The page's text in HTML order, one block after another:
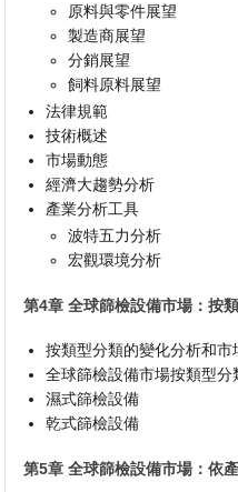
原料與零件展望
製造商展望
分銷展望
飼料原料展望
法律規範
技術概述
市場動態
經濟大趨勢分析
產業分析工具
波特五力分析
宏觀環境分析
第4章 全球篩檢設備市場：按
按類型分類的變化分析和市
全球篩檢設備市場按類型分
濕式篩檢設備
乾式篩檢設備
第5章 全球篩檢設備市場：依